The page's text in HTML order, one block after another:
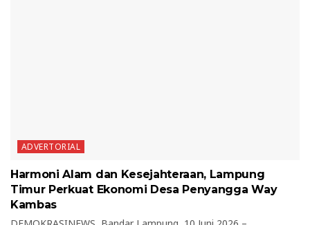
ADVERTORIAL
Harmoni Alam dan Kesejahteraan, Lampung
Timur Perkuat Ekonomi Desa Penyangga Way
Kambas